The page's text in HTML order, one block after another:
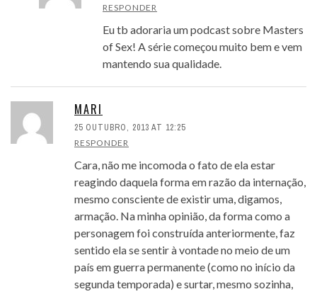
RESPONDER
Eu tb adoraria um podcast sobre Masters
of Sex! A série começou muito bem e vem
mantendo sua qualidade.
MARI
25 OUTUBRO, 2013 AT 12:25
RESPONDER
Cara, não me incomoda o fato de ela estar
reagindo daquela forma em razão da internação,
mesmo consciente de existir uma, digamos,
armação. Na minha opinião, da forma como a
personagem foi construída anteriormente, faz
sentido ela se sentir à vontade no meio de um
país em guerra permanente (como no início da
segunda temporada) e surtar, mesmo sozinha,